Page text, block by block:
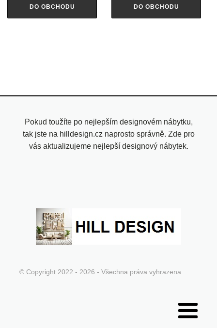
DO OBCHODU DO OBCHODU
Pokud toužíte po nejlepším designovém nábytku,
tak jste na hilldesign.cz naprosto správně. Zde pro
vás aktualizujeme nejlepší designový nábytek.
© Copyright 2022 - 2026 - Všechna práva vyhrazena